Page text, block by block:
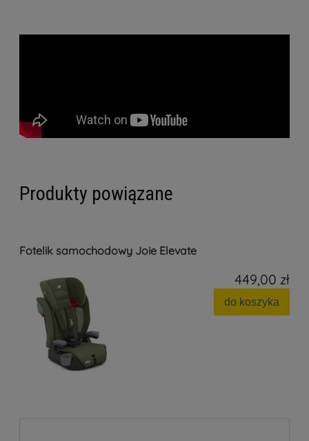
Produkty powiązane
Fotelik samochodowy Joie Elevate
449,00 zł
do koszyka